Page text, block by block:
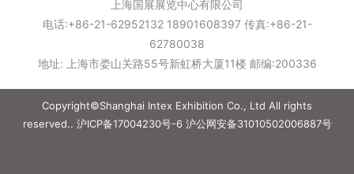
上海国展展览中心有限公司
电话:+86-21-62952132 18901608397 传真:+86-21-
62780038
地址: 上海市娄山关路55号新虹桥大厦11楼 邮编:200336
Copyright©Shanghai Intex Exhibition Co., Ltd All rights
reserved.. 沪ICP备17004230号-6沪公网安备31010502006887号